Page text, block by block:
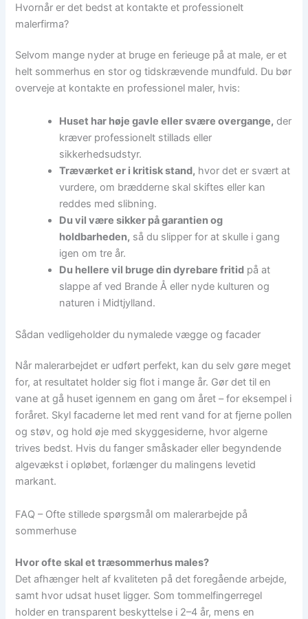
Hvornår er det bedst at kontakte et professionelt
malerfirma?
Selvom mange nyder at bruge en ferieuge på at male, er et
helt sommerhus en stor og tidskrævende mundfuld. Du bør
overveje at kontakte en professionel maler, hvis:
Huset har høje gavle eller svære overgange, der
kræver professionelt stillads eller
sikkerhedsudstyr.
Træværket er i kritisk stand, hvor det er svært at
vurdere, om brædderne skal skiftes eller kan
reddes med slibning.
Du vil være sikker på garantien og
holdbarheden, så du slipper for at skulle i gang
igen om tre år.
Du hellere vil bruge din dyrebare fritid på at
slappe af ved Brande Å eller nyde kulturen og
naturen i Midtjylland.
Sådan vedligeholder du nymalede vægge og facader
Når malerarbejdet er udført perfekt, kan du selv gøre meget
for, at resultatet holder sig flot i mange år. Gør det til en
vane at gå huset igennem en gang om året – for eksempel i
foråret. Skyl facaderne let med rent vand for at fjerne pollen
og støv, og hold øje med skyggesiderne, hvor algerne
trives bedst. Hvis du fanger småskader eller begyndende
algevækst i opløbet, forlænger du malingens levetid
markant.
FAQ – Ofte stillede spørgsmål om malerarbejde på
sommerhuse
Hvor ofte skal et træsommerhus males?
Det afhænger helt af kvaliteten på det foregående arbejde,
samt hvor udsat huset ligger. Som tommelfingerregel
holder en transparent beskyttelse i 2–4 år, mens en